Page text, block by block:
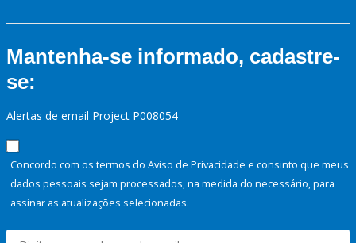
Mantenha-se informado, cadastre-
se:
Alertas de email Project P008054
Concordo com os termos do Aviso de Privacidade e consinto que meus
dados pessoais sejam processados, na medida do necessário, para
assinar as atualizações selecionadas.